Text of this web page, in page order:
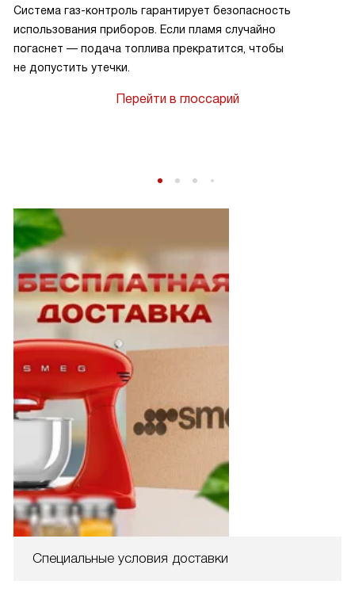
Система газ-контроль гарантирует безопасность
использования приборов. Если пламя случайно
погаснет — подача топлива прекратится, чтобы
не допустить утечки.
Перейти в глоссарий
Специальные условия доставки